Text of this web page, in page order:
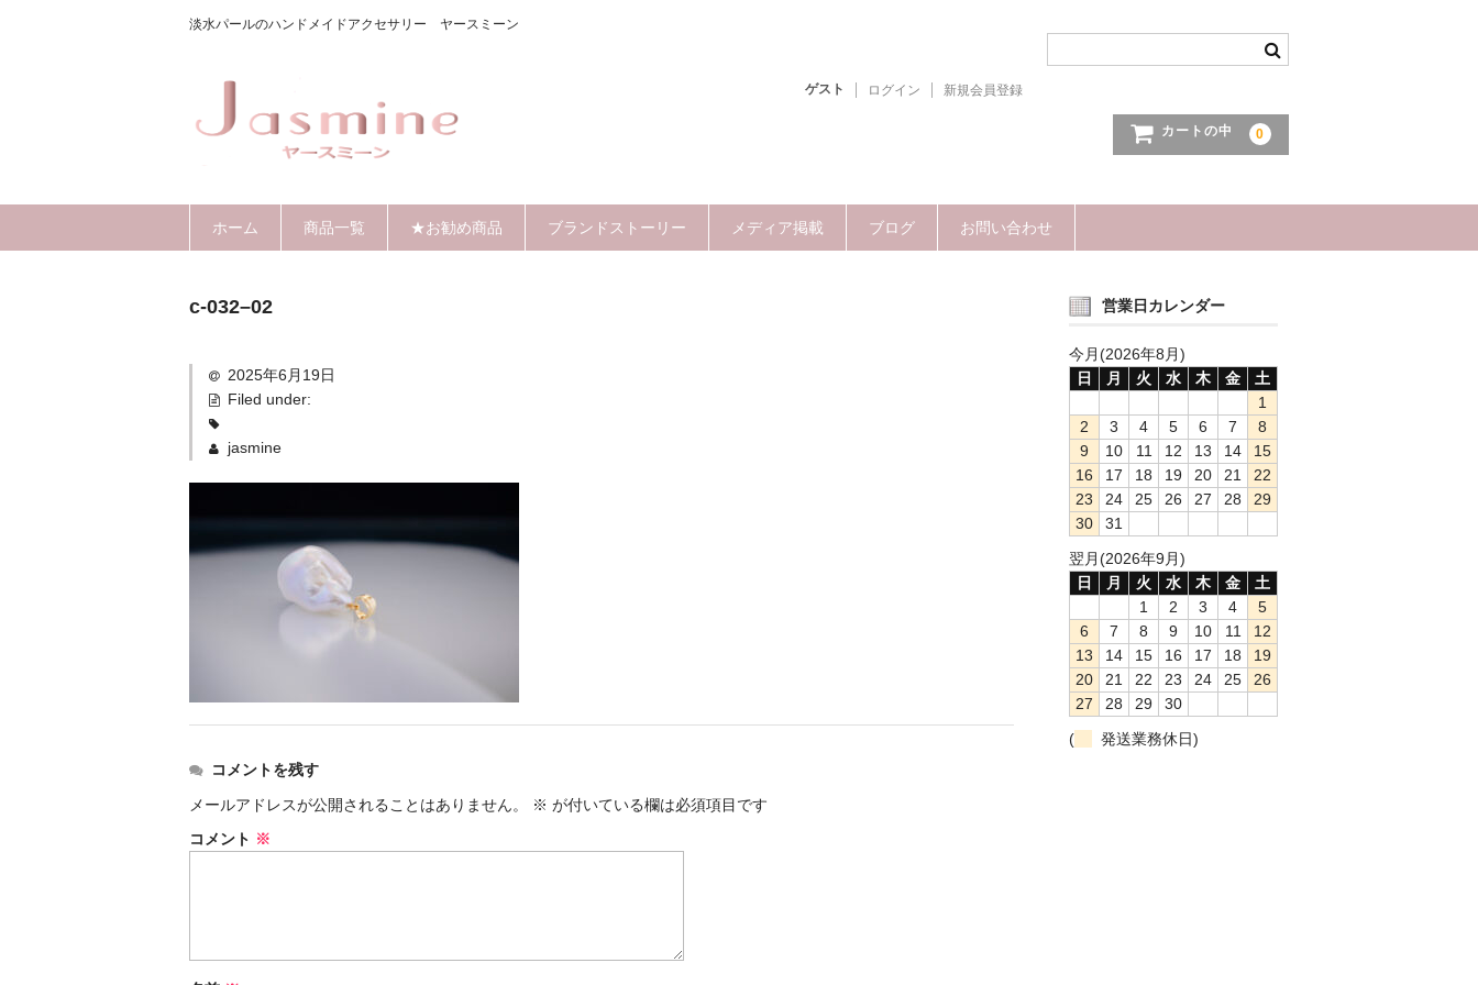
淡水パールのハンドメイドアクセサリー ヤースミーン
ゲスト ログイン 新規会員登録
カートの中 0
ホーム 商品一覧 ★お勧め商品 ブランドストーリー メディア掲載 ブログ お問い合わせ
c-032–02
2025年6月19日
Filed under:
jasmine
コメントを残す
メールアドレスが公開されることはありません。
※ が付いている欄は必須項目です
コメント ※
営業日カレンダー
今月(2026年8月)
日
月 火 水 木 金
土
1
2
3 4 5 6 7
8
9
10 11 12 13 14
15
16
17 18 19 20 21
22
23
24 25 26 27 28
29
30
31
翌月(2026年9月)
日
月 火 水 木 金
土
1
2 3 4
5
6
7 8 9 10 11
12
13
14 15 16 17 18
19
20
21 22 23 24 25
26
27
28 29
30
(
発送業務休日)